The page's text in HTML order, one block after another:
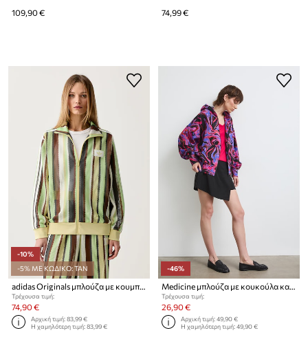
109,90 € 74,99 €
-10%
-5% ΜΕ ΚΩΔΙΚΟ: TAN
Τρέχουσα τιμή:
74,90 €
Αρχική τιμή:83,99 €
Η χαμηλότερη τιμή:83,99 €
-46%
Τρέχουσα τιμή:
26,90 €
Αρχική τιμή:49,90 €
Η χαμηλότερη τιμή:49,90 €